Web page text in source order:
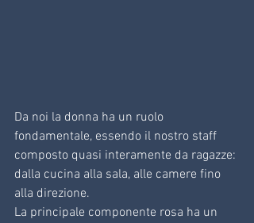
Da noi la donna ha un ruolo
fondamentale, essendo il nostro staff
composto quasi interamente da ragazze:
dalla cucina alla sala, alle camere fino
alla direzione.
La principale componente rosa ha un